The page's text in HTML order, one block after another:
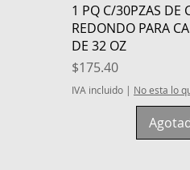
Vista
1 PQ C/30PZAS DE
REDONDO PARA
DE 32 OZ
Precio
$175.40
IVA incluido | No esta lo